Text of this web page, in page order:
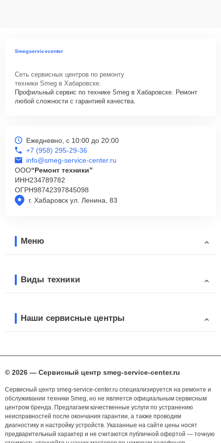
Для запуска процесса ремонта варочной панели Smeg PC31GNO
проконсультируют по всем необходимым вопросам, запишут на
диагностику, подскажут с вариантами курьерской доставки или
оформят выезд мастера в удобное время и место.
Smegservicecenter
Сеть сервисных центров по ремонту
техники Smeg в Хабаровске.
Профильный сервис по технике Smeg в Хабаровске. Ремонт
любой сложности с гарантией качества.
г. Хабаровск ул. Ленина, 83
Ежедневно, с 10:00 до 20:00
+7 (958) 295-29-36
info@smeg-service-center.ru
ООО“Ремонт техники”
ИНН234789782
ОГРН98742397845098
Меню
Виды техники
Наши сервисные центры
© 2026 — Сервисный центр smeg-service-center.ru
Сервисный центр smeg-service-center.ru специализируется на ремонте и
обслуживании техники Smeg, но не является официальным сервисным
центром бренда. Предлагаем качественные услуги по устранению
неисправностей после окончания гарантии, а также проводим
диагностику и настройку устройств. Указанные на сайте цены носят
предварительный характер и не считаются публичной офертой — точную